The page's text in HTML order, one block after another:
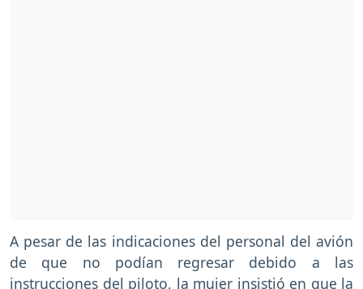
A pesar de las indicaciones del personal del avión
de que no podían regresar debido a las
instrucciones del piloto, la mujer insistió en que la